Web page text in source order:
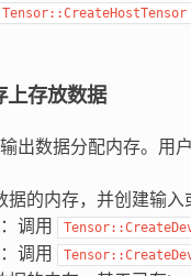
Tensor::CreateHostTensor
上存放数据
出数据分配内存。用
的内存，并创建输入
调用
调用